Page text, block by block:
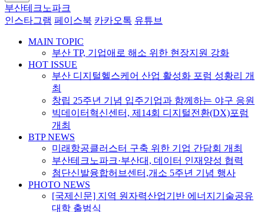
부산테크노파크
인스타그램 페이스북 카카오톡 유튜브
MAIN TOPIC
부산 TP, 기업애로 해소 위한 현장지원 강화
HOT ISSUE
부산 디지털헬스케어 산업 활성화 포럼 성황리 개
최
창립 25주년 기념 입주기업과 함께하는 야구 응원
빅데이터혁신센터, 제14회 디지털전환(DX)포럼
개최
BTP NEWS
미래항공클러스터 구축 위한 기업 간담회 개최
부산테크노파크·부산대, 데이터 인재양성 협력
첨단신발융합허브센터,개소 5주년 기념 행사
PHOTO NEWS
[국제신문] 지역 원자력산업기반 에너지기술공유
대학 출범식